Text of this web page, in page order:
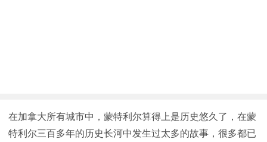
在加拿大所有城市中，蒙特利尔算得上是历史悠久了，在蒙
特利尔三百多年的历史长河中发生过太多的故事，很多都已